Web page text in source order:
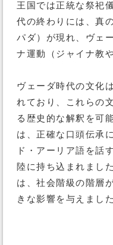
王国では正統な祭祀
代の終わりには、真
パダ）が現れ、ヴェ
ナ運動（ジャイナ教
ヴェーダ時代の文化
れており、これらの
る歴史的な解釈を可
は、正確な口頭伝承
ド・アーリア語を話
陸に持ち込まれまし
は、社会階級の階層
きな影響を与えました